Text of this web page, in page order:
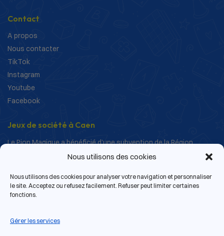
Nous utilisons des cookies
Nous utilisons des cookies pour analyser votre navigation et personnaliser
le site. Acceptez ou refusez facilement. Refuser peut limiter certaines
fonctions.
Gérer les services
Contact
A propos
Nous contacter
TikTok
Instagram
Youtube
Facebook
Jeux de société à Caen
Le Pion Magique a bénéficié d’une subvention de la Région
Normandie dans le cadre de ses actions de structuration et de